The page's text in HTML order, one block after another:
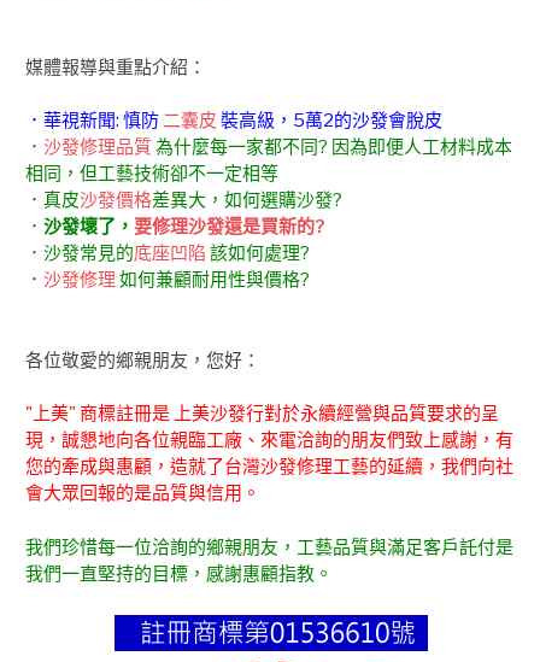
媒體報導與重點介紹：
．華視新聞: 慎防 二囊皮 裝高級，5萬2的沙發會脫皮
． 沙發修理品質為什麼每一家都不同? 因為即便人工材料成本
相同，但工藝技術卻不一定相等
．真皮沙發價格差異大，如何選購沙發?
． 沙發壞了， 要修理沙發還是買新的?
．沙發常見的底座凹陷 該如何處理?
． 沙發修理 如何兼顧耐用性與價格?
各位敬愛的鄉親朋友，您好：
"上美" 商標註冊是 上美沙發行對於永續經營與品質要求的呈
現，誠懇地向各位親臨工廠、來電洽詢的朋友們致上感謝，有
您的牽成與惠顧，造就了台灣沙發修理工藝的延續，我們向社
會大眾回報的是品質與信用。
我們珍惜每一位洽詢的鄉親朋友，工藝品質與滿足客戶託付是
我們一直堅持的目標，感謝惠顧指教。